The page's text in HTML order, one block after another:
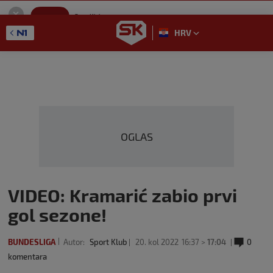
SportKlub
GET - On the Google Play
HRV
OGLAS
VIDEO: Kramarić zabio prvi
gol sezone!
BUNDESLIGA Autor: Sport Klub 20. kol 2022 16:37 > 17:04
0
komentara